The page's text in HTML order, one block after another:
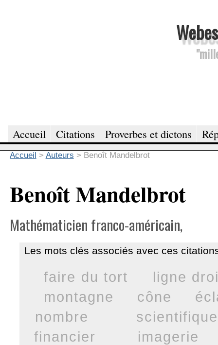
Accueil Citations Proverbes et dictons
Accueil > Auteurs > Benoît Mandelbrot
Benoît Mandelbrot
Mathématicien franco-américain,
Les mots clés associés avec ces
faire du tort
ligne
montagne
cône
nombre
scientifique
financier
imagerie